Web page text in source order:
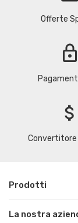
Offerte
lock
attach_money
Convertitore
Prodotti
La nostra